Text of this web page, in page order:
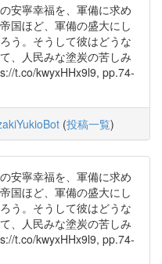
安寧幸福を、軍備に求め
国ほど、軍備の盛大にし
う。そうして彼はどうな
、人民みな塗炭の苦しみ
t.co/kwyxHHx9l9, pp.74-
(投稿一覧)
安寧幸福を、軍備に求め
国ほど、軍備の盛大にし
う。そうして彼はどうな
、人民みな塗炭の苦しみ
t.co/kwyxHHx9l9, pp.74-